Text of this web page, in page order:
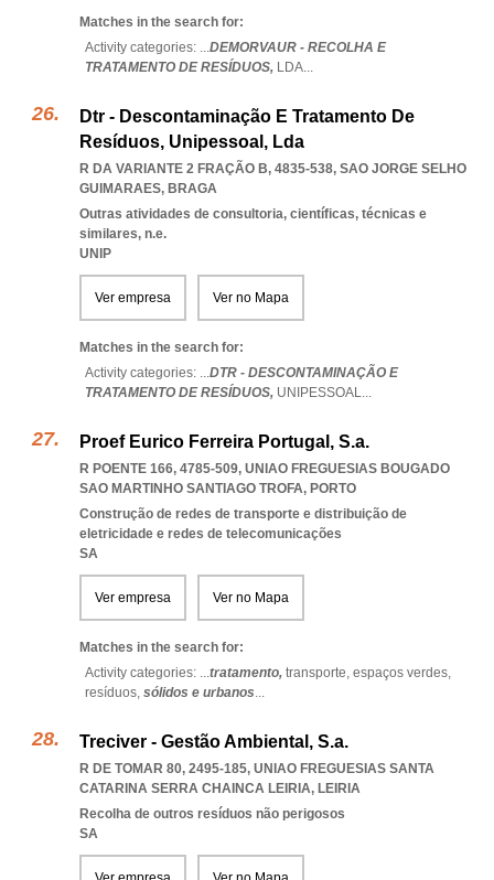
Matches in the search for:
Activity categories: ...DEMORVAUR - RECOLHA E
TRATAMENTO DE RESÍDUOS, LDA...
Dtr - Descontaminação E Tratamento De
Resíduos, Unipessoal, Lda
R DA VARIANTE 2 FRAÇÃO B, 4835-538, SAO JORGE SELHO
GUIMARAES, BRAGA
Outras atividades de consultoria, científicas, técnicas e
similares, n.e.
UNIP
Ver empresa Ver no Mapa
Matches in the search for:
Activity categories: ...DTR - DESCONTAMINAÇÃO E
TRATAMENTO DE RESÍDUOS, UNIPESSOAL...
Proef Eurico Ferreira Portugal, S.a.
R POENTE 166, 4785-509, UNIAO FREGUESIAS BOUGADO
SAO MARTINHO SANTIAGO TROFA, PORTO
Construção de redes de transporte e distribuição de
eletricidade e redes de telecomunicações
SA
Ver empresa Ver no Mapa
Matches in the search for:
Activity categories: ...tratamento, transporte, espaços verdes,
resíduos, sólidos e urbanos...
Treciver - Gestão Ambiental, S.a.
R DE TOMAR 80, 2495-185, UNIAO FREGUESIAS SANTA
CATARINA SERRA CHAINCA LEIRIA, LEIRIA
Recolha de outros resíduos não perigosos
SA